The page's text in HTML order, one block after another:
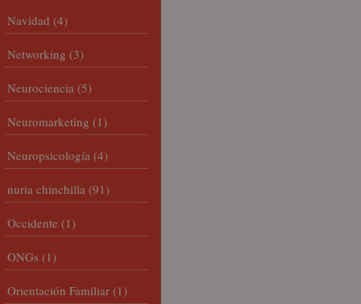
Navidad (4)
Networking (3)
Neurociencia (5)
Neuromarketing (1)
Neuropsicología (4)
nuria chinchilla (91)
Occidente (1)
ONGs (1)
Orientación Familiar (1)